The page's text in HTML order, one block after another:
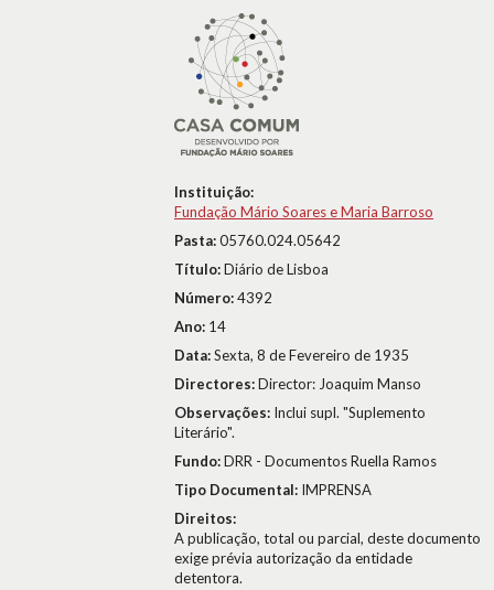
Instituição:
Fundação Mário Soares e Maria Barroso
Pasta:05760.024.05642
Título:Diário de Lisboa
Número:4392
Ano: 14
Data:Sexta, 8 de Fevereiro de 1935
Directores:Director: Joaquim Manso
Observações: Inclui supl. "Suplemento
Literário".
Fundo:DRR - Documentos Ruella Ramos
Tipo Documental: IMPRENSA
Direitos:
A publicação, total ou parcial, deste documento
exige prévia autorização da entidade
detentora.